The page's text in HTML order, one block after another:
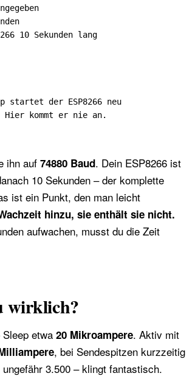
10 Sekunden lang
startet der ESP8266 neu
kommt er nie an.
ihn auf 74880 Baud. Dein ESP8266 ist
10 Sekunden – der komplette
ist ein Punkt, den man leicht
hinzu, sie enthält sie nicht.
aufwachen, musst du die Zeit
wirklich?
etwa 20 Mikroampere. Aktiv mit
, bei Sendespitzen kurzzeitig
3.500 – klingt fantastisch.